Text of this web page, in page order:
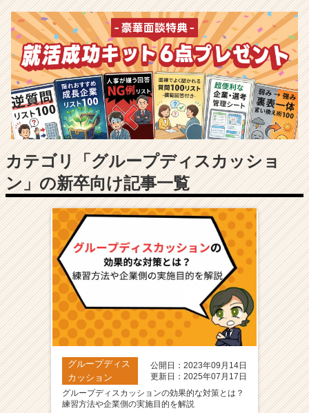
ベ
ン
チ
ャ
ー・
成
長
企
業
か
ら
ス
カ
ウ
ト
届
く
就
イ
ト
チ
ア
ャ
リ
カテゴリ「グループディスカッショ
ン」の新卒向け記事一覧
グループディス
カッション
公開日：2023年09月14日
更新日：2025年07月17日
グループディスカッションの効果的な対策とは？
練習方法や企業側の実施目的を解説